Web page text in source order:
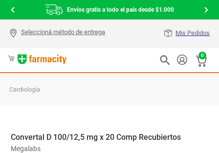
Envíos gratis a todo el país desde $1.000
Mis Pedidos
0
Cardiología
Convertal D 100/12,5 mg x 20 Comp Recubiertos
Megalabs